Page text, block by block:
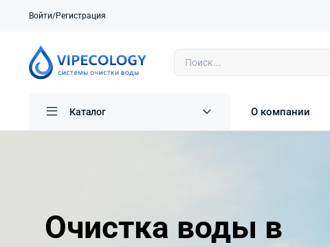
Войти/Регистрация
Каталог О компании
Очистка воды в